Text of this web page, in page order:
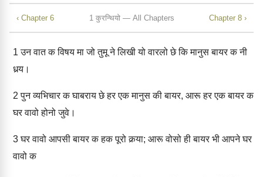
‹ Chapter 6 1 कुरन्थियो — All Chapters Chapter 8 ›
1 उन वात क विषय मा जो तुमू ने लिखी यो वारलो छे कि मानुस बायर क नी
धर्‍य।
2 पुन व्यभिचार क घाबराय छे हर एक मानुस की बायर, आरू हर एक बायर क
घर वावो होनो जुवे।
3घर वावो आपसी बायर क हक पूरो कर्‍या; आरू वोसो ही बायर भी आपने घर
वावो क